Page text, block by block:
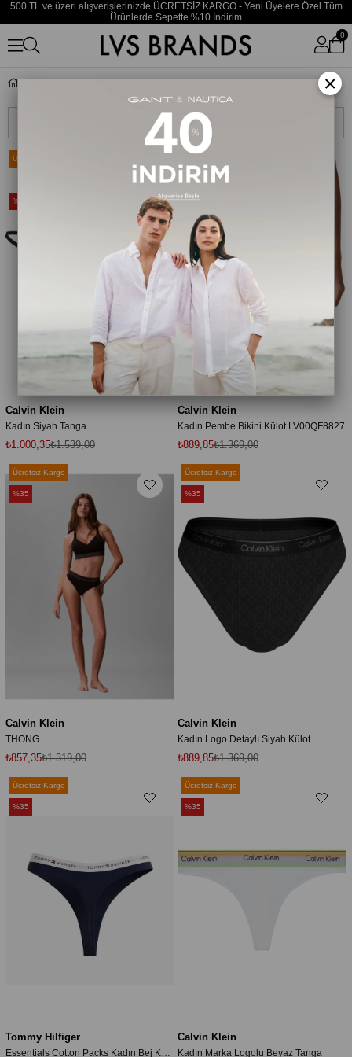
500 TL ve üzeri alışverişlerinizde ÜCRETSİZ KARGO - Yeni Üyelere Özel Tüm
Ürünlerde Sepette %10 İndirim
0
Calvin Klein
Kadın Siyah Tanga
₺1.000,35₺1.539,00
Ücretsiz Kargo
%35
Calvin Klein
Kadın Pembe Bikini Külot LV00QF8827
₺889,85₺1.369,00
%35
Calvin Klein
THONG
₺857,35₺1.319,00
Ücretsiz Kargo
%35
Calvin Klein
Kadın Logo Detaylı Siyah Külot
₺889,85₺1.369,00
Ücretsiz Kargo
%35
Tommy Hilfiger
Ücretsiz Kargo
%35
Calvin Klein
Kadın Marka Logolu Beyaz Tanga
Ücretsiz Kargo
%35
×